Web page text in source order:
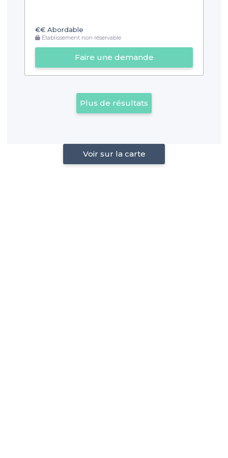
€€ Abordable
Établissement non réservable
Faire une demande
Plus de résultats
Voir sur la carte